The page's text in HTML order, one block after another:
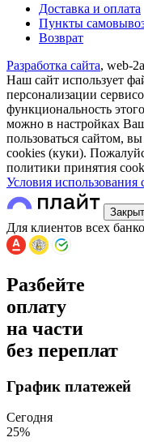
Доставка и оплата
Пункты
Возврат
Разработка сайта, web-
Наш сайт использует
персонализации
функциональность
можно в настройках
пользоваться сайтом,
cookies (куки).
политики принятия
Условия использования
Для клиентов всех
Разбейте
оплату
на части
без переплат
График платежей
Сегодня
25%